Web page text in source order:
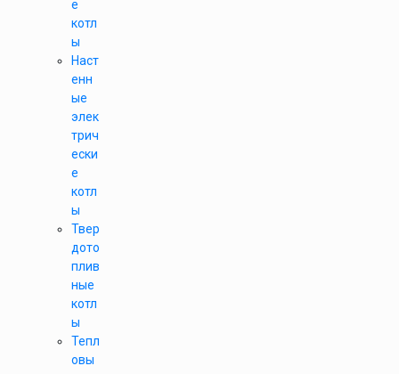
е
котл
ы
Наст
енн
ые
элек
трич
ески
е
котл
ы
Твер
дото
плив
ные
котл
ы
Тепл
овы